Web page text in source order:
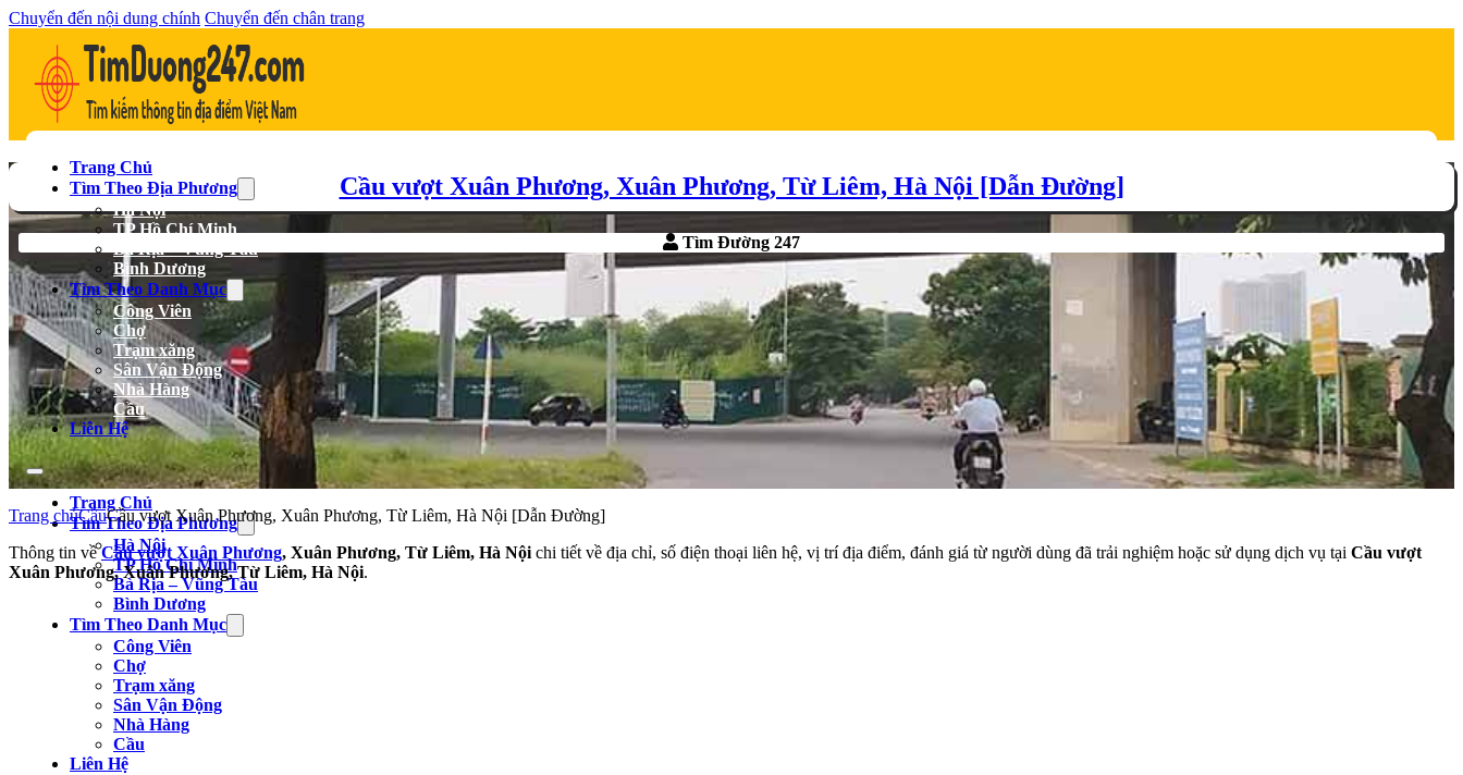
Chuyển đến nội dung chính Chuyển đến chân trang
Trang Chủ
Tìm Theo Địa Phương
Hà Nội
TP Hồ Chí Minh
Bà Rịa – Vũng Tàu
Bình Dương
Tìm Theo Danh Mục
Công Viên
Chợ
Trạm xăng
Sân Vận Động
Nhà Hàng
Cầu
Liên Hệ
Trang Chủ
Tìm Theo Địa Phương
Hà Nội
TP Hồ Chí Minh
Bà Rịa – Vũng Tàu
Bình Dương
Tìm Theo Danh Mục
Công Viên
Chợ
Trạm xăng
Sân Vận Động
Nhà Hàng
Cầu
Liên Hệ
Cầu vượt Xuân Phương, Xuân Phương, Từ Liêm, Hà Nội [Dẫn Đường]
Tìm Đường 247
Trang chủCầuCầu vượt Xuân Phương, Xuân Phương, Từ Liêm, Hà Nội [Dẫn Đường]
Thông tin vềCầu vượt Xuân Phương, Xuân Phương, Từ Liêm, Hà Nội chi tiết về địa chỉ, số điện thoại liên hệ, vị trí địa điểm, đánh giá từ người dùng đã trải nghiệm hoặc sử dụng dịch vụ tại Cầu vượt
Xuân Phương, Xuân Phương, Từ Liêm, Hà Nội.